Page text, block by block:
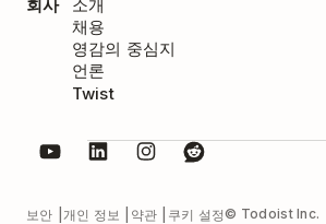
회사
소개
채용
영감의 중심지
언론
Twist
보안 개인 정보 약관 쿠키 설정© Todoist Inc.